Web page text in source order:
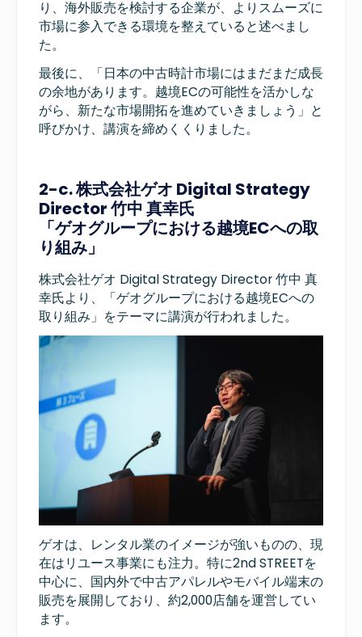
り、海外販売を検討する企業が、よりスムーズに
市場に参入できる環境を整えていると述べまし
た。
最後に、「日本の中古時計市場にはまだまだ成長
の余地があります。越境ECの可能性を活かしな
がら、新たな市場開拓を進めていきましょう」と
呼びかけ、講演を締めくくりました。
2-c. 株式会社ゲオ Digital Strategy
Director 竹中 真幸氏
「ゲオグループにおける越境ECへの取
り組み」
株式会社ゲオ Digital Strategy Director 竹中 真
幸氏より、「ゲオグループにおける越境ECへの
取り組み」をテーマに講演が行われました。
ゲオは、レンタル業のイメージが強いものの、現
在はリユース事業にも注力。特に2nd STREETを
中心に、国内外で中古アパレルやモバイル端末の
販売を展開しており、約2,000店舗を運営してい
ます。